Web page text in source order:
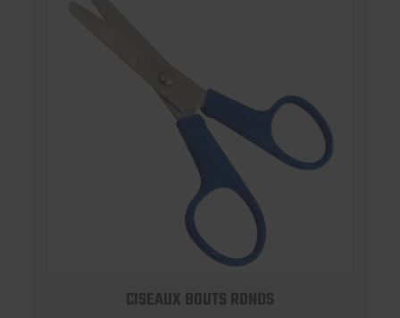
CISEAUX BOUTS RONDS